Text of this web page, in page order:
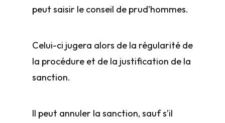
peut saisir le conseil de prud’hommes.
Celui-ci jugera alors de la régularité de
la procédure et de la justification de la
sanction.
Il peut annuler la sanction, sauf s’il